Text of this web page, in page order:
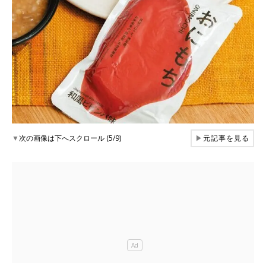
▼次の画像は下へスクロール (5/9) ▶元記事を見る